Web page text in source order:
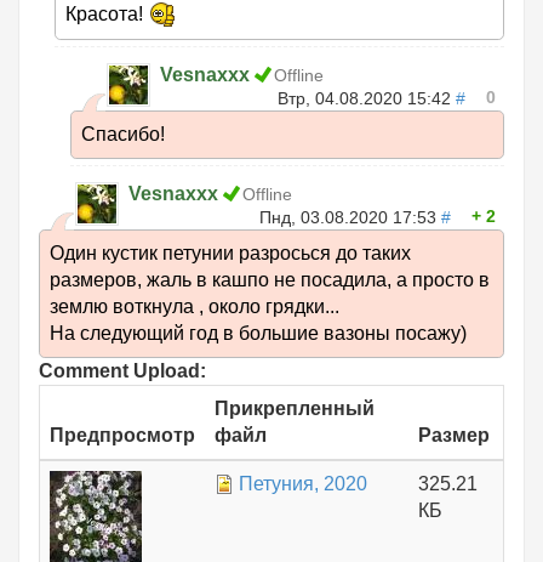
Красота!
Vesnaxxx
Offline
Втр, 04.08.2020 15:42 # 0
Спасибо!
Vesnaxxx
Offline
Пнд, 03.08.2020 17:53 # 2
Один кустик петунии разросься до таких
размеров, жаль в кашпо не посадила, а просто в
землю воткнула , около грядки...
На следующий год в большие вазоны посажу)
Comment Upload:
Предпросмотр
Прикрепленный
файл
Размер
Петуния, 2020
325.21
КБ